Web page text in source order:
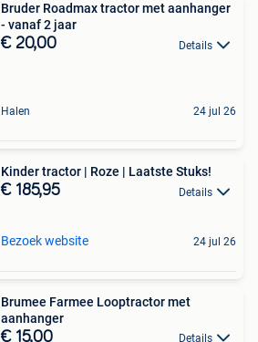
Bruder Roadmax tractor met aanhanger
- vanaf 2 jaar
€ 20,00 Details
Halen 24 jul 26
Kinder tractor | Roze | Laatste Stuks!
€ 185,95 Details
Bezoek website 24 jul 26
Brumee Farmee Looptractor met
aanhanger
€ 15,00 Details